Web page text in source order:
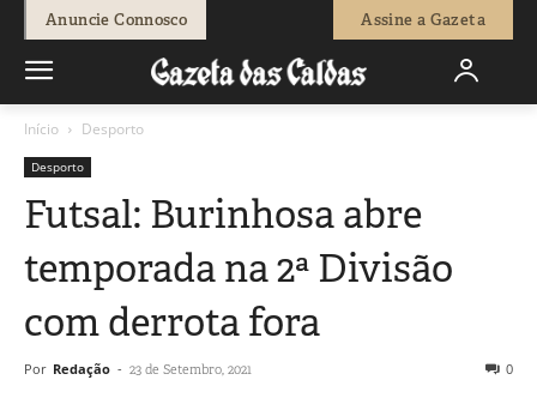
Anuncie Connosco Assine a Gazeta
Início Desporto
Desporto
Futsal: Burinhosa abre
temporada na 2ª Divisão
com derrota fora
Por Redação - 23 de Setembro, 2021 0